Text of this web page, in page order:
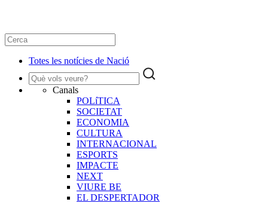
Totes les notícies de Nació
Canals
POLíTICA
SOCIETAT
ECONOMIA
CULTURA
INTERNACIONAL
ESPORTS
IMPACTE
NEXT
VIURE BE
EL DESPERTADOR